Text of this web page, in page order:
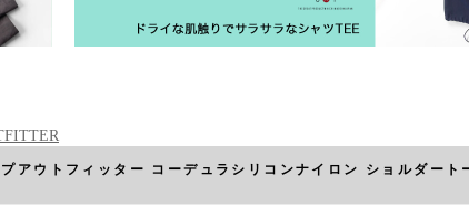
ウトフィッター コーデュラシリコンナイロン ショルダート